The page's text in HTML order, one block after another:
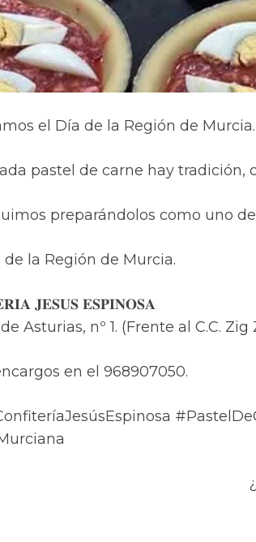
el Día de la Región de Murcia.
pastel de carne hay
preparándolos como uno
de la Región de Murcia.
𝐉𝐄𝐒𝐔𝐒 𝐄𝐒𝐏𝐈𝐍𝐎𝐒𝐀
Asturias, nº 1. (Frente al C.C. Zig
en el 968907050.